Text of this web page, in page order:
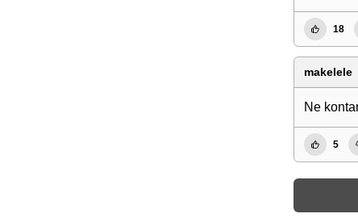
18
makelele
Ne
5